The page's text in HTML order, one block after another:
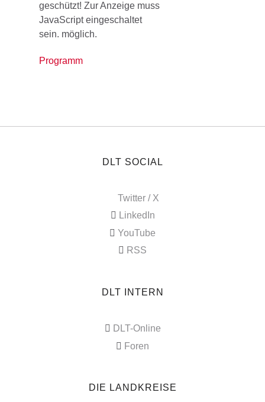
geschützt! Zur Anzeige muss
JavaScript eingeschaltet
sein. möglich.
Programm
DLT SOCIAL
Twitter / X
LinkedIn
YouTube
RSS
DLT INTERN
DLT-Online
Foren
DIE LANDKREISE